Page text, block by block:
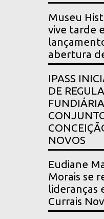
Museu
vive tarde
abertura
IPASS
DE
NOVOS
Eudiane
Morais se
lideranças
Currais